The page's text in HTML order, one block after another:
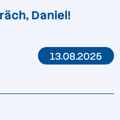
Daniel!
13.08.2025